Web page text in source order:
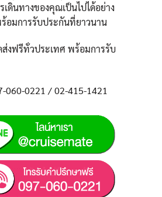
เดินทางของคุณเป็นไปได้อย่าง
อมการรับประกันที่ยาวนาน
งฟรีทั่วประเทศ พร้อมการรับ
060-0221 / 02-415-1421